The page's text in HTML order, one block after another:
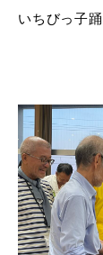
いちびっ子